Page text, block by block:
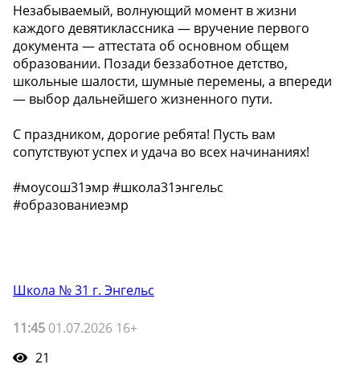
Незабываемый, волнующий момент в жизни
каждого девятиклассника — вручение первого
документа — аттестата об основном общем
образовании. Позади беззаботное детство,
школьные шалости, шумные перемены, а впереди
— выбор дальнейшего жизненного пути.
С праздником, дорогие ребята! Пусть вам
сопутствуют успех и удача во всех начинаниях!
#моусош31эмр #школа31энгельс
#образованиеэмр
Школа № 31 г. Энгельс
11:45 01.07.2026 16+
21